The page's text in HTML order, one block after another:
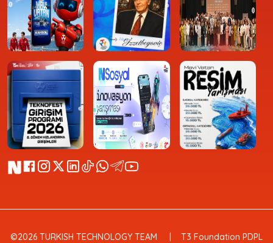
©2026 TURKISH TECHNOLOGY TEAM T3 Foundation PDPL